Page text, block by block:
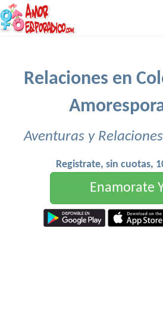
Relaciones en
Aventuras y
Registrate, sin cuotas,
Enamorate